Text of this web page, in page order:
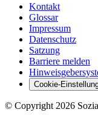
Kontakt
Glossar
Impressum
Datenschutz
Satzung
Barriere melden
Cookie-
© Copyright 2026